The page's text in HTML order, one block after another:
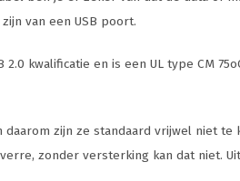
van een USB poort.
2.0 kwalificatie en is een UL type CM
daarom zijn ze standaard vrijwel niet
zonder versterking kan dat niet.